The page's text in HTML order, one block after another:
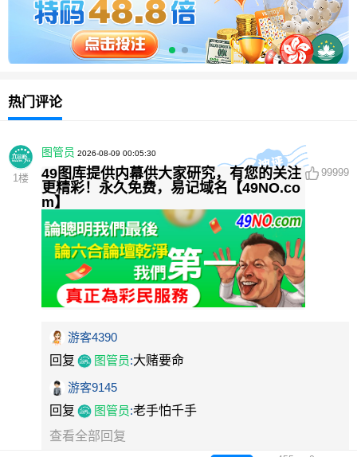
热门评论
1 楼
图管员 2026-08-09 00:05:30
49图库提供内幕供大家研究，有您的关注
更精彩！永久免费，易记域名【49NO.co
m】
99999
游客4390
回复
图管员:大赌要命
游客9145
回复
图管员:老手怕千手
查看全部回复